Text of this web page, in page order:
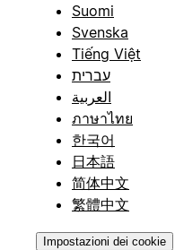
Suomi
Svenska
Tiếng Việt
עברית
العربية
ภาษาไทย
한국어
日本語
简体中文
繁體中文
Impostazioni dei cookie